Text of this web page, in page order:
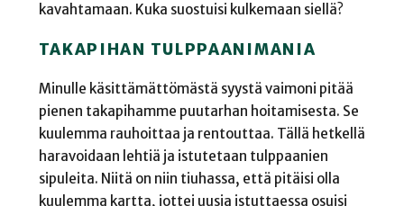
kavahtamaan. Kuka suostuisi kulkemaan siellä?
TAKAPIHAN TULPPAANIMANIA
Minulle käsittämättömästä syystä vaimoni pitää
pienen takapihamme puutarhan hoitamisesta. Se
kuulemma rauhoittaa ja rentouttaa. Tällä hetkellä
haravoidaan lehtiä ja istutetaan tulppaanien
sipuleita. Niitä on niin tiuhassa, että pitäisi olla
kuulemma kartta, jottei uusia istuttaessa osuisi